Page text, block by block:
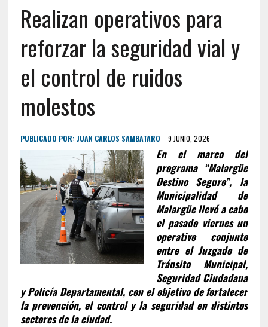
Realizan operativos para
reforzar la seguridad vial y
el control de ruidos
molestos
PUBLICADO POR: JUAN CARLOS SAMBATARO 9 JUNIO, 2026
En el marco del
programa “Malargüe
Destino Seguro”, la
Municipalidad de
Malargüe llevó a cabo
el pasado viernes un
operativo conjunto
entre el Juzgado de
Tránsito Municipal,
Seguridad Ciudadana
y Policía Departamental, con el objetivo de fortalecer
la prevención, el control y la seguridad en distintos
sectores de la ciudad.